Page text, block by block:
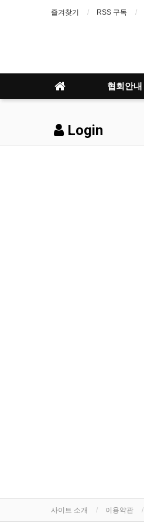
즐겨찾기 RSS 구독
협회안내
Login
사이트 소개 이용약관